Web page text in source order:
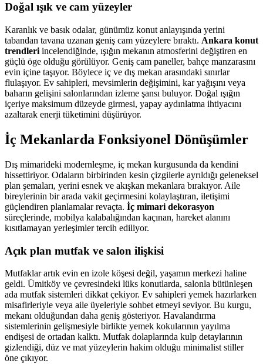
Doğal ışık ve cam yüzeyler
Karanlık ve basık odalar, günümüz konut anlayışında yerini
tabandan tavana uzanan geniş cam yüzeylere bıraktı. Ankara konut
trendleri incelendiğinde, ışığın mekanın atmosferini değiştiren en
güçlü öge olduğu görülüyor. Geniş cam paneller, bahçe manzarasını
evin içine taşıyor. Böylece iç ve dış mekan arasındaki sınırlar
flulaşıyor. Ev sahipleri, mevsimlerin değişimini, kar yağışını veya
baharın gelişini salonlarından izleme şansı buluyor. Doğal ışığın
içeriye maksimum düzeyde girmesi, yapay aydınlatma ihtiyacını
azaltarak enerji tüketimini düşürüyor.
İç Mekanlarda Fonksiyonel Dönüşümler
Dış mimarideki modernleşme, iç mekan kurgusunda da kendini
hissettiriyor. Odaların birbirinden kesin çizgilerle ayrıldığı geleneksel
plan şemaları, yerini esnek ve akışkan mekanlara bırakıyor. Aile
bireylerinin bir arada vakit geçirmesini kolaylaştıran, iletişimi
güçlendiren planlamalar revaçta. İç mimari dekorasyon
süreçlerinde, mobilya kalabalığından kaçınan, hareket alanını
kısıtlamayan yerleşimler tercih ediliyor.
Açık plan mutfak ve salon ilişkisi
Mutfaklar artık evin en izole köşesi değil, yaşamın merkezi haline
geldi. Ümitköy ve çevresindeki lüks konutlarda, salonla bütünleşen
ada mutfak sistemleri dikkat çekiyor. Ev sahipleri yemek hazırlarken
misafirleriyle veya aile üyeleriyle sohbet etmeyi seviyor. Bu kurgu,
mekanı olduğundan daha geniş gösteriyor. Havalandırma
sistemlerinin gelişmesiyle birlikte yemek kokularının yayılma
endişesi de ortadan kalktı. Mutfak dolaplarında kulp detaylarının
gizlendiği, düz ve mat yüzeylerin hakim olduğu minimalist stiller
öne çıkıyor.